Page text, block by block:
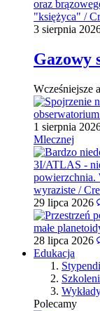
3 sierpnia
Gazowy
Wcześniejsze
1 sierpnia
Mlecznej
29 lipca 2026
28 lipca 2026
Edukacja
Polecamy